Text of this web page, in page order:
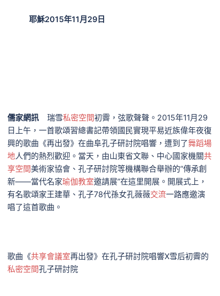
耶穌2015年11月29日
儒家網訊 瑞雪私密空間初霽，弦歌聲聲。2015年11月29
日上午，一首歌頌習總書記帶領國民實現平易近族偉年夜復
興的歌曲《再出發》在曲阜孔子研討院唱響，遭到了舞蹈場
地人們的熱烈歡迎。當天，由山東省文聯、中心國家機關共
享空間美術家協會、孔子研討院等機構聯合舉辦的“傳承創
新——當代名家瑜伽教室邀請展”在這里開展。開展式上，
有名歌頌家王建華、孔子78代孫女孔薇薇交流一路應邀演
唱了這首歌曲。
歌曲《共享會議室再出發》在孔子研討院唱響X雪后初霽的
私密空間孔子研討院